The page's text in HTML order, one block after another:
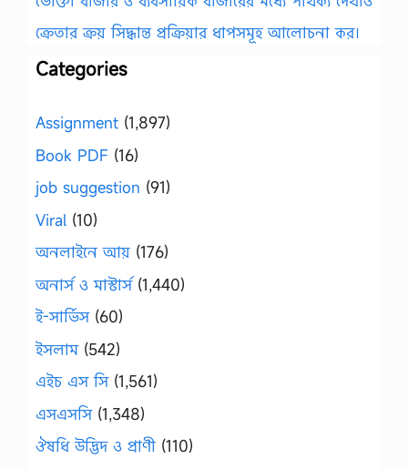
ক্রেতার ক্রয় সিদ্ধান্ত প্রক্রিয়ার ধাপসমূহ আলোচনা কর।
Categories
Assignment (1,897)
Book PDF (16)
job suggestion (91)
Viral (10)
অনলাইনে আয় (176)
অনার্স ও মাস্টার্স(1,440)
ই-সার্ভিস(60)
ইসলাম(542)
এইচ এস সি(1,561)
এসএসসি(1,348)
ঔষধি উদ্ভিদ ও প্রাণী (110)